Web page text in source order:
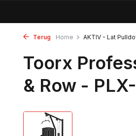
Terug Home AKTIV - Lat
Toorx
& Row -